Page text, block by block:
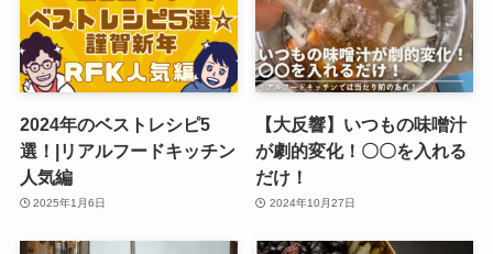
2024年のベストレシピ5
選！|リアルフードキッチン
人気編
2025年1月6日
【大反響】いつもの味噌汁
が劇的変化！〇〇を入れる
だけ！
2024年10月27日